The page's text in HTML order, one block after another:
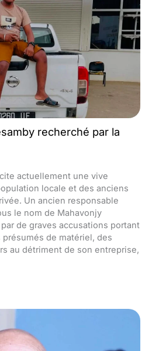
recherché par la
actuellement une vive
locale et des anciens
Un ancien responsable
le nom de Mahavonjy
de graves accusations portant
de matériel, des
au détriment de son entreprise,